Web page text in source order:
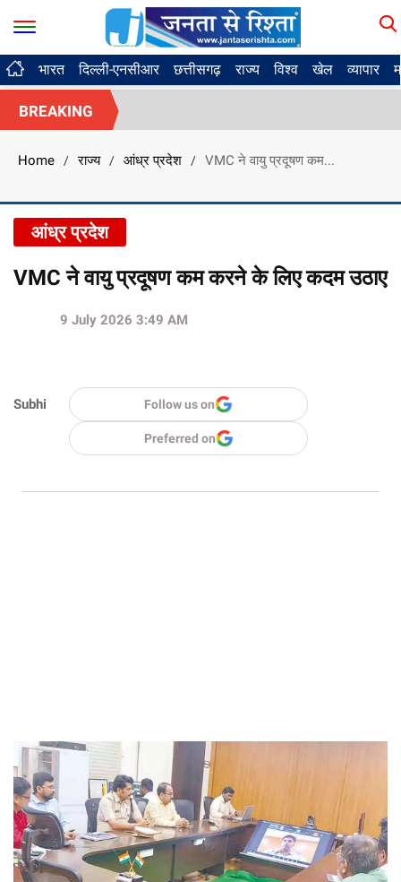
भारत दिल्ली-एनसीआर छत्तीसगढ़ राज्य विश्व खेल व्यापार
BREAKING
Home / राज्य / आंध्र प्रदेश / VMC ने वायु प्रदूषण कम...
आंध्र प्रदेश
VMC ने वायु प्रदूषण कम करने के लिए कदम उठाए
Subhi
9 July 2026 3:49 AM
Follow us on
Preferred on